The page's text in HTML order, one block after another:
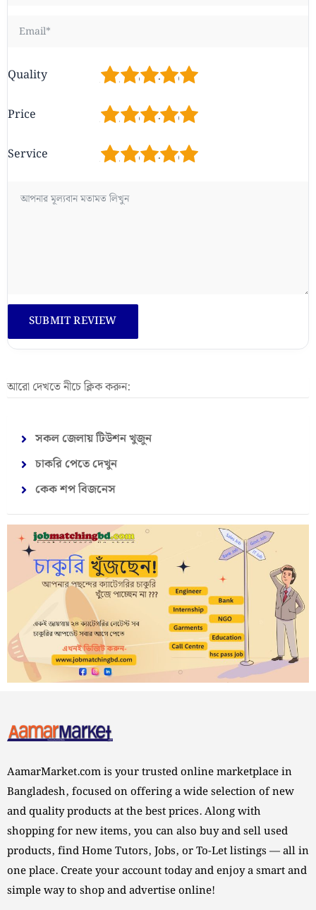
Quality 5
4
3
2
Price 5
4
3
2
Service 5
4
3
2
আরো দেখতে নীচে ক্লিক করুন:
সকল জেলায় টিউশন খুজুন
চাকরি পেতে দেখুন
কেক শপ বিজনেস
AamarMarket.com is your trusted online marketplace in
Bangladesh, focused on offering a wide selection of new
and quality products at the best prices. Along with
shopping for new items, you can also buy and sell used
products, find Home Tutors, Jobs, or To-Let listings — all in
one place. Create your account today and enjoy a smart and
simple way to shop and advertise online!